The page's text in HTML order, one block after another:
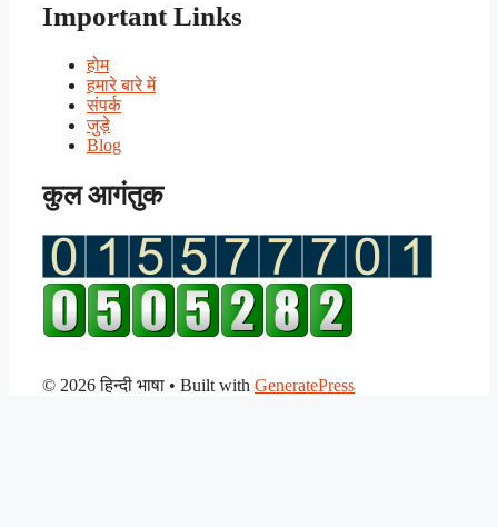
Important Links
होम
हमारे बारे में
संपर्क
जुड़े
Blog
कुल आगंतुक
© 2026 हिन्दी भाषा • Built with GeneratePress